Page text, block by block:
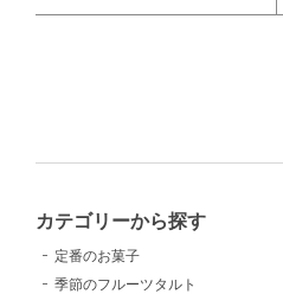
カテゴリーから探す
定番のお菓子
季節のフルーツタルト